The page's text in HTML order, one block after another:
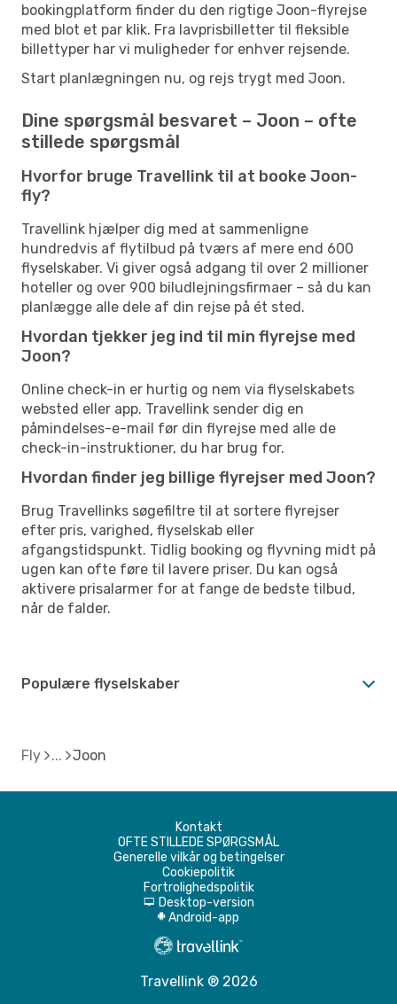
bookingplatform finder du den rigtige Joon-flyrejse
med blot et par klik. Fra lavprisbilletter til fleksible
billettyper har vi muligheder for enhver rejsende.
Start planlægningen nu, og rejs trygt med Joon.
Dine spørgsmål besvaret – Joon – ofte
stillede spørgsmål
Hvorfor bruge Travellink til at booke Joon-
fly?
Travellink hjælper dig med at sammenligne
hundredvis af flytilbud på tværs af mere end 600
flyselskaber. Vi giver også adgang til over 2 millioner
hoteller og over 900 biludlejningsfirmaer – så du kan
planlægge alle dele af din rejse på ét sted.
Hvordan tjekker jeg ind til min flyrejse med
Joon?
Online check-in er hurtig og nem via flyselskabets
websted eller app. Travellink sender dig en
påmindelses-e-mail før din flyrejse med alle de
check-in-instruktioner, du har brug for.
Hvordan finder jeg billige flyrejser med Joon?
Brug Travellinks søgefiltre til at sortere flyrejser
efter pris, varighed, flyselskab eller
afgangstidspunkt. Tidlig booking og flyvning midt på
ugen kan ofte føre til lavere priser. Du kan også
aktivere prisalarmer for at fange de bedste tilbud,
når de falder.
Populære flyselskaber
Fly Joon
Kontakt
OFTE STILLEDE SPØRGSMÅL
Generelle vilkår og betingelser
Cookiepolitik
Fortrolighedspolitik
d Desktop-version
A Android-app
Travellink ® 2026